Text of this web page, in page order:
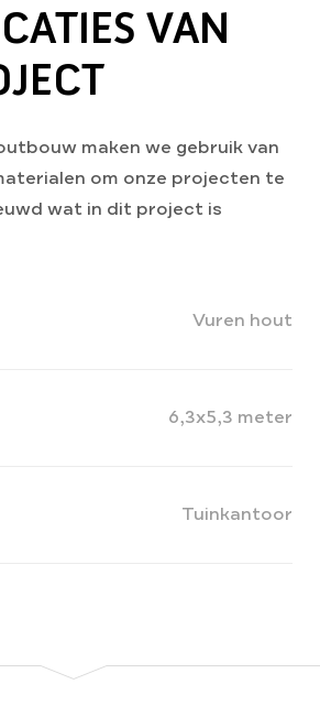
VAN
maken we gebruik van
om onze projecten te
wat in dit project is
Vuren hout
6,3x5,3 meter
Tuinkantoor